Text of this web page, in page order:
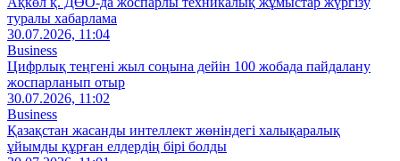
туралы хабарлама
30.07.2026, 11:04
Business
Цифрлық теңгені жыл соңына дейін 100 жобада пайдалану
жоспарланып отыр
30.07.2026, 11:02
Business
Қазақстан жасанды интеллект жөніндегі халықаралық
ұйымды құрған елдердің бірі болды